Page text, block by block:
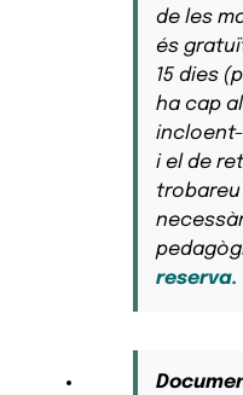
de les
és
15 dies
ha cap
i el de
reserva.